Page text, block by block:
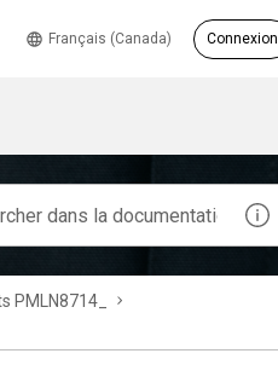
Français (Canada) Connexion
PMLN8714_